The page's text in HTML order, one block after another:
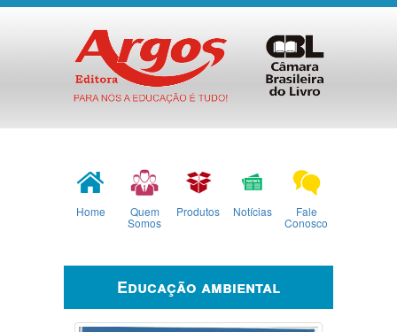
Home Quem
Somos
Produtos Notícias Fale
Conosco
Educação ambiental